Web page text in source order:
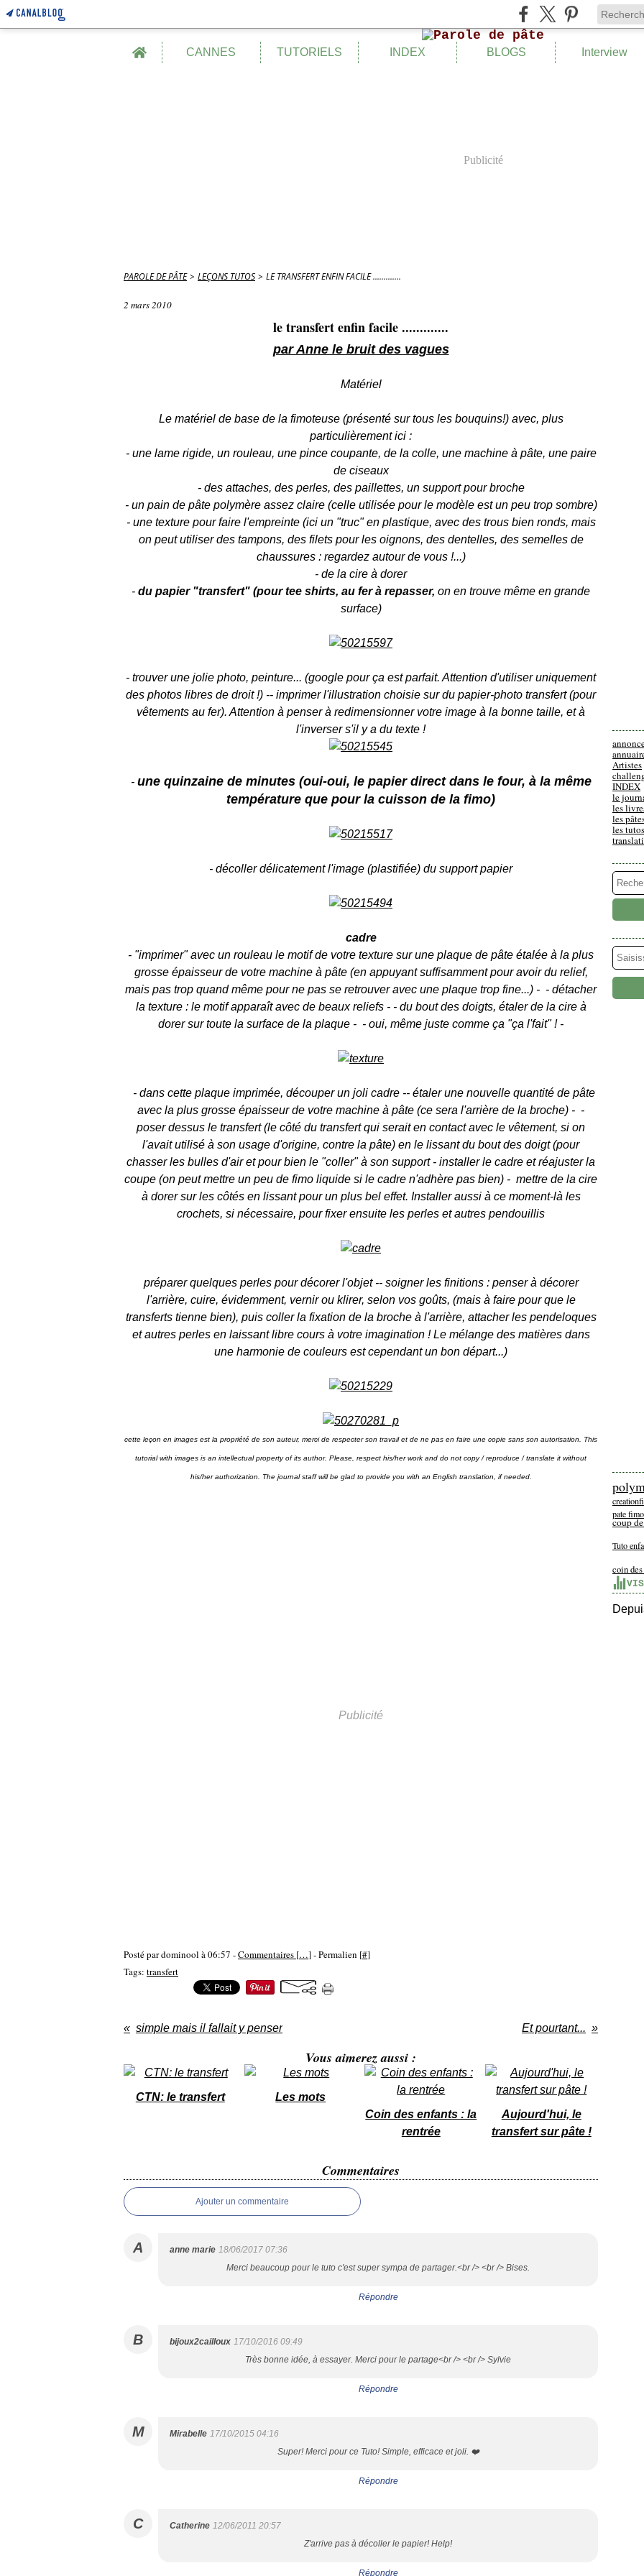
Home CANNES TUTORIELS INDEX BLOGS Interview
Publicité
PAROLE DE PÂTE > LEÇONS TUTOS > LE TRANSFERT ENFIN FACILE .............
2 mars 2010
le transfert enfin facile .............
par Anne le bruit des vagues
Matériel
Le matériel de base de la fimoteuse (présenté sur tous les bouquins!) avec, plus
particulièrement ici :
- une lame rigide, un rouleau, une pince coupante, de la colle, une machine à pâte, une paire
de ciseaux
- des attaches, des perles, des paillettes, un support pour broche
- un pain de pâte polymère assez claire (celle utilisée pour le modèle est un peu trop sombre)
- une texture pour faire l'empreinte (ici un "truc" en plastique, avec des trous bien ronds, mais
on peut utiliser des tampons, des filets pour les oignons, des dentelles, des semelles de
chaussures : regardez autour de vous !...)
- de la cire à dorer
- du papier "transfert" (pour tee shirts, au fer à repasser, on en trouve même en grande
surface)
- trouver une jolie photo, peinture... (google pour ça est parfait. Attention d'utiliser uniquement
des photos libres de droit !) -- imprimer l'illustration choisie sur du papier-photo transfert (pour
vêtements au fer). Attention à penser à redimensionner votre image à la bonne taille, et à
l'inverser s'il y a du texte !
- une quinzaine de minutes (oui-oui, le papier direct dans le four, à la même
température que pour la cuisson de la fimo)
- décoller délicatement l'image (plastifiée) du support papier
cadre
- "imprimer" avec un rouleau le motif de votre texture sur une plaque de pâte étalée à la plus
grosse épaisseur de votre machine à pâte (en appuyant suffisamment pour avoir du relief,
mais pas trop quand même pour ne pas se retrouver avec une plaque trop fine...) - - détacher
la texture : le motif apparaît avec de beaux reliefs - - du bout des doigts, étaler de la cire à
dorer sur toute la surface de la plaque - - oui, même juste comme ça "ça l'fait" ! -
- dans cette plaque imprimée, découper un joli cadre -- étaler une nouvelle quantité de pâte
avec la plus grosse épaisseur de votre machine à pâte (ce sera l'arrière de la broche) - -
poser dessus le transfert (le côté du transfert qui serait en contact avec le vêtement, si on
l'avait utilisé à son usage d'origine, contre la pâte) en le lissant du bout des doigt (pour
chasser les bulles d'air et pour bien le "coller" à son support - installer le cadre et réajuster la
coupe (on peut mettre un peu de fimo liquide si le cadre n'adhère pas bien) - mettre de la cire
à dorer sur les côtés en lissant pour un plus bel effet. Installer aussi à ce moment-là les
crochets, si nécessaire, pour fixer ensuite les perles et autres pendouillis
préparer quelques perles pour décorer l'objet -- soigner les finitions : penser à décorer
l'arrière, cuire, évidemment, vernir ou klirer, selon vos goûts, (mais à faire pour que le
transferts tienne bien), puis coller la fixation de la broche à l'arrière, attacher les pendeloques
et autres perles en laissant libre cours à votre imagination ! Le mélange des matières dans
une harmonie de couleurs est cependant un bon départ...)
cette leçon en images est la propriété de son auteur, merci de respecter son travail et de ne pas en faire une copie sans son autorisation. This
tutorial with images is an intellectual property of its author. Please, respect his/her work and do not copy / reproduce / translate it without
his/her authorization. The journal staff will be glad to provide you with an English translation, if needed.
Publicité
Posté par dominool à 06:57 -Commentaires […]- Permalien [#]
Tags: transfert
simple mais il fallait y penser Et pourtant...
Vous aimerez aussi :
CTN: le transfert
Les mots
Coin des enfants : la
rentrée
Aujourd'hui, le
transfert sur pâte !
Commentaires
Ajouter un commentaire
A anne marie 18/06/2017 07:36
Merci beaucoup pour le tuto c'est super sympa de partager.<br /> <br /> Bises.
Répondre
B bijoux2cailloux 17/10/2016 09:49
Très bonne idée, à essayer. Merci pour le partage<br /> <br /> Sylvie
Répondre
M Mirabelle 17/10/2015 04:16
Super! Merci pour ce Tuto! Simple, efficace et joli. ❤️
Répondre
C Catherine 12/06/2011 20:57
Z'arrive pas à décoller le papier! Help!
Répondre
Artistes
INDEX
le
les
les
les tutos
pate fimo
coup
Tuto
coin